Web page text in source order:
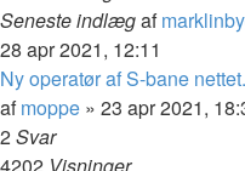
Seneste indlægaf
28 apr 2021, 12:11
Ny operatør af S-bane nettet.
afmoppe » 23 apr 2021,
2Svar